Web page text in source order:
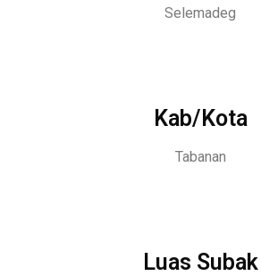
Selemadeg
Kab/Kota
Tabanan
Luas Subak